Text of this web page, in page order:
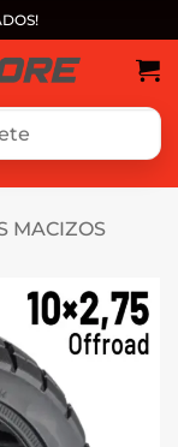
MACIZOS